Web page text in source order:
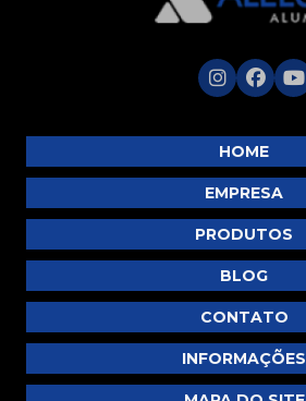
HOME
EMPRESA
PRODUTOS
BLOG
CONTATO
INFORMAÇÕES